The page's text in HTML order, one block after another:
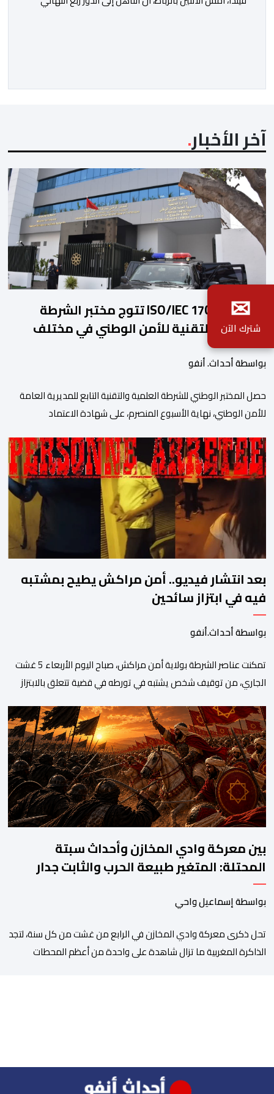
أن لاعبات […]
آخر الأخبار
شهادة ISO/IEC 17025 تتوج مختبر الشرطة
العلمية والتقنية للأمن الوطني في مختلف
الخبرات الجنائية
بواسطة أحداث. أنفو
حصل المختبر الوطني للشرطة العلمية والتقنية التابع للمديرية العامة
للأمن الوطني، نهاية الأسبوع المنصرم، على شهادة الاعتماد
مختلف التخصصات والخبرات الشرعية، بما فيها فروع البيولوجيا والكيمياء،
وتدقيق وفحص الوثائق، والحرائق والمتفجرات، وكذا الآثار الرقمية
والمخدرات والمواد السمومية.وكانت المنظمة الأمريكية للاعتماد
والتقييس ″The ANSI National Accreditation Board″، المختصة […]
بعد انتشار فيديو.. أمن مراكش يطيح بمشتبه
فيه في ابتزاز سائحين
بواسطة أحداث.أنفو
تمكنت عناصر الشرطة بولاية أمن مراكش، صباح اليوم الأربعاء 5 غشت
الجاري، من توقيف شخص يشتبه في تورطه في قضية تتعلق بالابتزاز
سائحين أجنبيين للابتزاز بالمدينة العتيقة بمراكش، وطالبهما بمبلغ مالي
غير مستحق بدعوى ممارسة نشاط مرتبط بالإرشاد السياحي بدون
رخصة، وهي الأفعال الإجرامية التي […]
بين معركة وادي المخازن وأحداث سبتة
المحتلة: المتغير طبيعة الحرب والثابت جدار
الصد الوطني
بواسطة إسماعيل واحي
تحل ذكرى معركة وادي المخازن في الرابع من غشت من كل سنة، لتجد
الذاكرة المغربية ما تزال شاهدة على واحدة من أعظم المحطات
✉
شترك الآن